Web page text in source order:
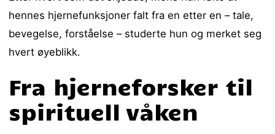
hennes hjernefunksjoner falt fra en etter en – tale,
bevegelse, forståelse – studerte hun og merket seg
hvert øyeblikk.
Fra hjerneforsker til
spirituell våken